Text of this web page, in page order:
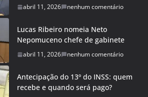
abril 11, 2026 nenhum comentário
Lucas Ribeiro nomeia Neto
Nepomuceno chefe de gabinete
abril 11, 2026 nenhum comentário
Antecipação do 13º do INSS: quem
recebe e quando será pago?